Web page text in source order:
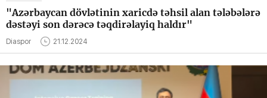
"Azərbaycan dövlətinin xaricdə təhsil alan tələbələrə
dəstəyi son dərəcə təqdirəlayiq haldır"
Diaspor 21.12.2024